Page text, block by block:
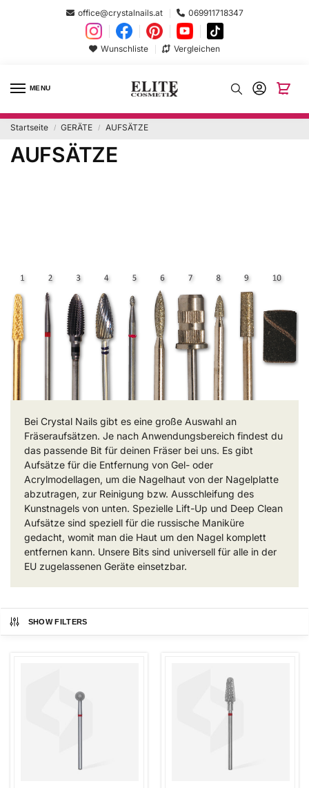
office@crystalnails.at 069911718347
Wunschliste Vergleichen
MENU
Startseite / GERÄTE / AUFSÄTZE
AUFSÄTZE
Bei Crystal Nails gibt es eine große Auswahl an
Fräseraufsätzen. Je nach Anwendungsbereich findest du
das passende Bit für deinen Fräser bei uns. Es gibt
Aufsätze für die Entfernung von Gel- oder
Acrylmodellagen, um die Nagelhaut von der Nagelplatte
abzutragen, zur Reinigung bzw. Ausschleifung des
Kunstnagels von unten. Spezielle Lift-Up und Deep Clean
Aufsätze sind speziell für die russische Maniküre
gedacht, womit man die Haut um den Nagel komplett
entfernen kann. Unsere Bits sind universell für alle in der
EU zugelassenen Geräte einsetzbar.
SHOW FILTERS